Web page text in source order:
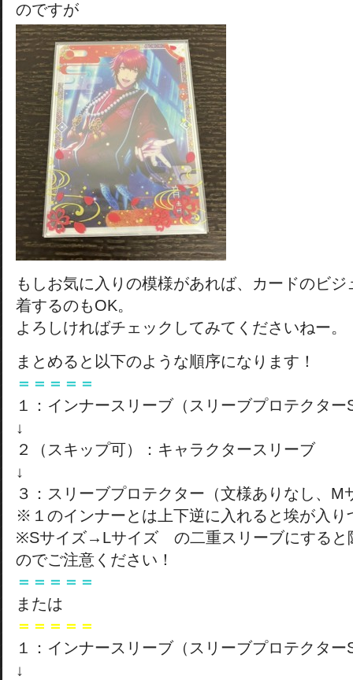
のですが
もしお気に入りの模様があれば、カードのビ
着するのもOK。
よろしければチェックしてみてくださいねー。
まとめると以下のような順序になります！
＝＝＝＝＝
１：インナースリーブ（スリーブプロテクター
↓
２（スキップ可）：キャラクタースリーブ
↓
３：スリーブプロテクター（文様ありなし、M
※１のインナーとは上下逆に入れると埃が入り
※Sサイズ→Lサイズ の二重スリーブにすると
のでご注意ください！
＝＝＝＝＝
または
＝＝＝＝＝
１：インナースリーブ（スリーブプロテクター
↓